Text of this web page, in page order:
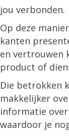
jou verbonden.
Op deze
kanten
en vertrouwen
product of
Die betrokken
makkelijker
informatie
waardoor je